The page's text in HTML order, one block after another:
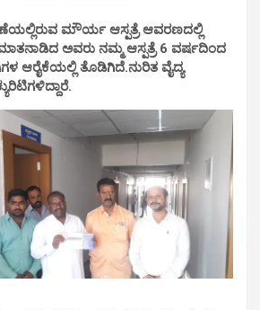
ಮೌರ್ಯ ಆಸ್ಪತ್ರೆ ಆವರಣದಲ್ಲಿ
ಅವರು ನಮ್ಮ ಆಸ್ಪತ್ರೆ 6 ವರ್ಷದಿಂದ
ಆರೈಕೆಯಲ್ಲಿ ತೊಡಿಗಿದೆ.ನುರಿತ ವೈದ್ಯ